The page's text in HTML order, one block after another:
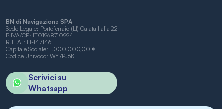
BN di Navigazione SPA
Sede Legale: Portoferraio (LI) Calata Italia 22
P.IVA/CF: IT01968710994
R.E.A.: LI-147146
Capitale Sociale: 1.000.000,00 €
Codice Univoco: WY7PJ6K
Scrivici su
Whatsapp